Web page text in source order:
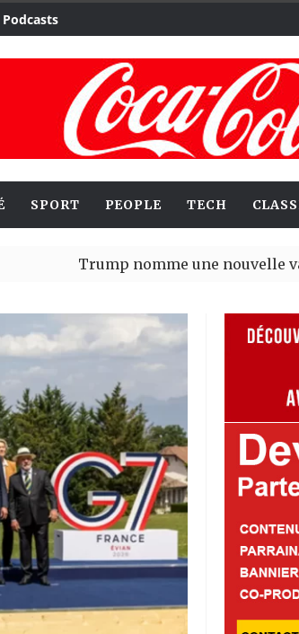
Podcasts
SPORT PEOPLE TECH
Trump nomme une nouvelle vague